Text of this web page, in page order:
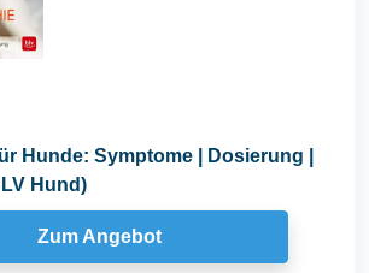
Hunde: Symptome | Dosierung |
Hund)
Zum Angebot